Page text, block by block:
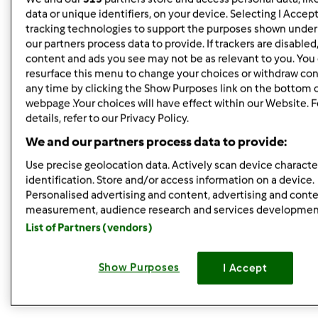
41. Pierniczki Anipanterka
42. Likier - Tiramizupepel75
43. ser ricottapusia
44. Keczup domowyromaym
45. Wiewióry z kremem czekoladowym
46. ZUPA KREM BROKUŁOWY
47. Napój bananowo - lodowysolysia
48. Przepyszne ROGALIKI orzechowo-waniliowe
susane2
data or unique identifiers, on your device. Selecting I
tracking technologies to support the purposes shown
our partners process data to provide. If trackers are
content and ads you see may not be as relevant to you. You
resurface this menu to change your choices or withdraw
any time by clicking the Show Purposes link on the bottom
webpage .Your choices will have effect within our Website.
details, refer to our Privacy Policy.
We and our partners process data to provide:
Use precise geolocation data. Actively scan device
identification. Store and/or access information on a device.
Personalised advertising and content, advertising and
measurement, audience research and services
List of Partners (vendors)
Show Purposes I Accept